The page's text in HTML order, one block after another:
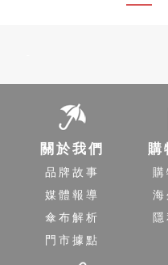
關於我們
品牌故事
媒體報導
傘布解析
門市據點
購
海